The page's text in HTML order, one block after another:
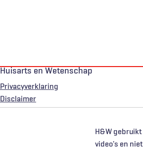
H&W
video's en
Huisarts en Wetenschap
Privacyverklaring
Voet
Disclaimer